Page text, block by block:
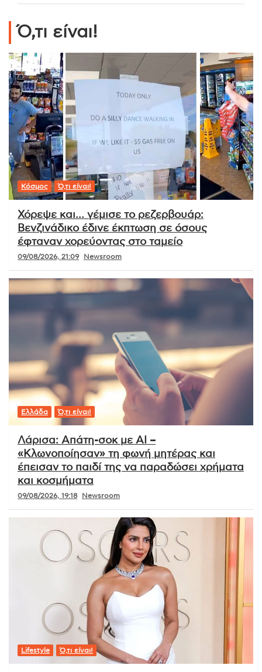
Ό,τι είναι!
Κόσμος Ό,τι είναι!
Χόρεψε και… γέμισε το ρεζερβουάρ:
Βενζινάδικο έδινε έκπτωση σε όσους
έφταναν χορεύοντας στο ταμείο
09/08/2026, 21:09 Newsroom
Ελλάδα Ό,τι είναι!
Λάρισα: Απάτη-σοκ με AI –
«Κλωνοποίησαν» τη φωνή μητέρας και
έπεισαν το παιδί της να παραδώσει χρήματα
και κοσμήματα
09/08/2026, 19:18 Newsroom
Lifestyle Ό,τι είναι!